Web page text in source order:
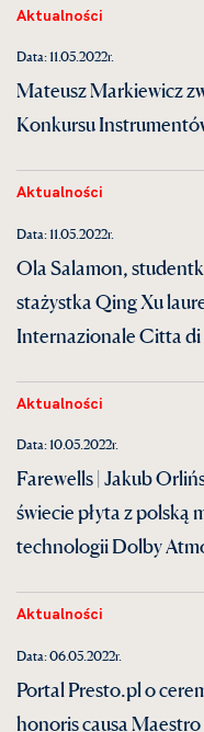
Aktualności
Data: 11.05.2022r.
Mateusz Markiewicz
Konkursu
Aktualności
Data: 11.05.2022r.
Ola Salamon,
stażystka Qing Xu
Internazionale Citta di
Aktualności
Data: 10.05.2022r.
Farewells | Jakub
świecie płyta z polską
technologii Dolby
Aktualności
Data: 06.05.2022r.
Portal Presto.pl o
honoris causa